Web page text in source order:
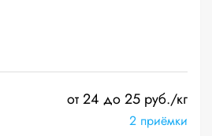
от 24 до 25 руб./кг
2 приёмки